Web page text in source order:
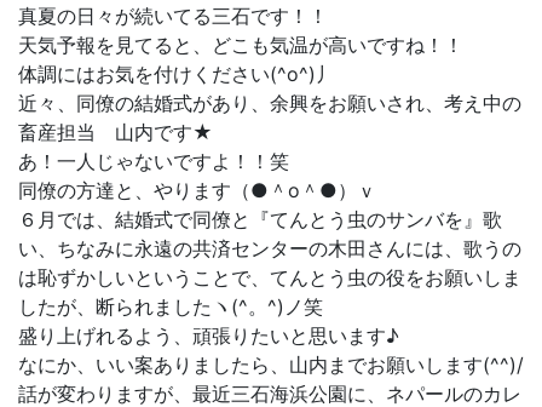
真夏の日々が続いてる三石です！！
天気予報を見てると、どこも気温が高いですね！！
体調にはお気を付けください(^o^)丿
近々、同僚の結婚式があり、余興をお願いされ、考え中の
畜産担当 山内です★
あ！一人じゃないですよ！！笑
同僚の方達と、やります（●＾o＾●）ｖ
６月では、結婚式で同僚と『てんとう虫のサンバを』歌
い、ちなみに永遠の共済センターの木田さんには、歌うの
は恥ずかしいということで、てんとう虫の役をお願いしま
したが、断られましたヽ(^。^)ノ笑
盛り上げれるよう、頑張りたいと思います♪
なにか、いい案ありましたら、山内までお願いします(^^)/
話が変わりますが、最近三石海浜公園に、ネパールのカレ